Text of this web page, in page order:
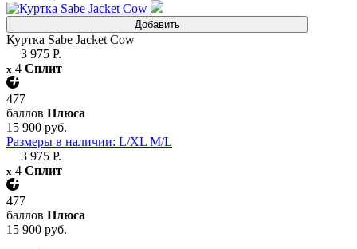
Добавить
Куртка Sabe Jacket Cow
3 975 Р.
x 4 Сплит
477
баллов Плюса
15 900 руб.
Размеры в наличии: L/XL M/L
3 975 Р.
x 4 Сплит
477
баллов Плюса
15 900 руб.